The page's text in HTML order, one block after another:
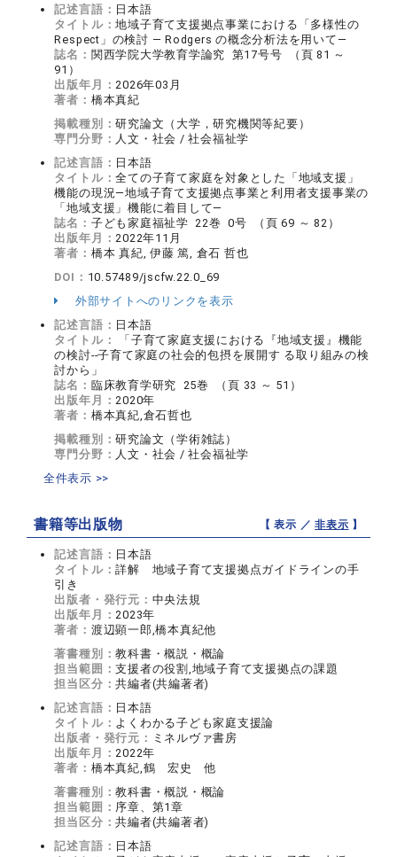
記述言語： 日本語
タイトル：地域子育て支援拠点事業における「多様性の
Respect」の検討 ― Rodgers の概念分析法を用いて―
誌名： 関西学院大学教育学論究 第17号号 （頁 81 ～
91）
出版年月：2026年03月
著者： 橋本真紀
掲載種別：研究論文（大学，研究機関等紀要）
専門分野： 人文・社会 / 社会福祉学
記述言語： 日本語
タイトル：全ての子育て家庭を対象とした「地域支援」
機能の現況―地域子育て支援拠点事業と利用者支援事業の
「地域支援」機能に着目して―
誌名： 子ども家庭福祉学 22巻 0号 （頁 69 ～ 82）
出版年月：2022年11月
著者： 橋本 真紀, 伊藤 篤, 倉石 哲也
DOI： 10.57489/jscfw.22.0_69
外部サイトへのリンクを表示
記述言語： 日本語
タイトル：
「子育て家庭支援における『地域支援』機能
の検討--子育て家庭の社会的包摂を展開す る取り組みの検
討から」
誌名： 臨床教育学研究 25巻 （頁 33 ～ 51）
出版年月：2020年
著者： 橋本真紀,倉石哲也
掲載種別：研究論文（学術雑誌）
専門分野： 人文・社会 / 社会福祉学
全件表示 >>
書籍等出版物 【 表示 ／非表示 】
記述言語： 日本語
タイトル：詳解 地域子育て支援拠点ガイドラインの手
引き
出版者・発行元： 中央法規
出版年月：2023年
著者： 渡辺顕一郎,橋本真紀他
著書種別：教科書・概説・概論
担当範囲：支援者の役割,地域子育て支援拠点の課題
担当区分：共編者(共編著者)
記述言語： 日本語
タイトル： よくわかる子ども家庭支援論
出版者・発行元： ミネルヴァ書房
出版年月：2022年
著者： 橋本真紀,鶴 宏史 他
著書種別：教科書・概説・概論
担当範囲： 序章、第1章
担当区分：共編者(共編著者)
記述言語： 日本語